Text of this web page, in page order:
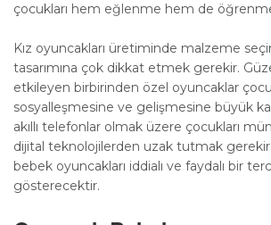
çocukları hem eğlenme hem de
Kız oyuncakları üretiminde malzeme
tasarımına çok dikkat etmek gerekir.
etkileyen birbirinden özel oyuncaklar
sosyalleşmesine ve gelişmesine büyük
akıllı telefonlar olmak üzere çocukları
dijital teknolojilerden uzak tutmak
bebek oyuncakları iddialı ve faydalı bir
gösterecektir.